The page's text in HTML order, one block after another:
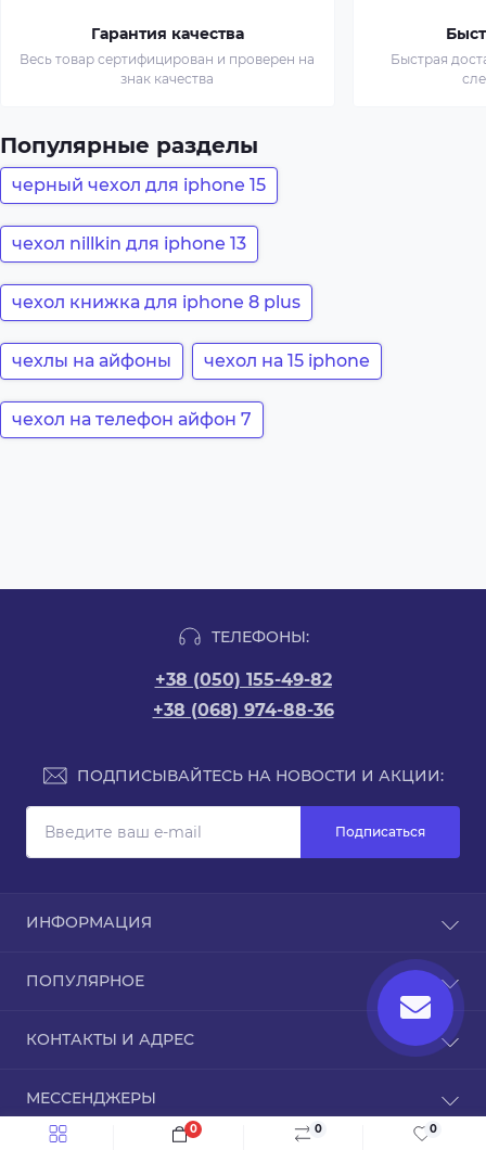
0 0
0
Гарантия качества
Весь товар сертифицирован и проверен на
знак качества
Быстрая
Популярные разделы
черный чехол для iphone 15
чехол nillkin для iphone 13
чехол книжка для iphone 8 plus
чехлы на айфоны чехол на 15 iphone
чехол на телефон айфон 7
ТЕЛЕФОНЫ:
+38 (050) 155-49-82
+38 (068) 974-88-36
ПОДПИСЫВАЙТЕСЬ НА НОВОСТИ И АКЦИИ:
Подписаться
ИНФОРМАЦИЯ
Про магазин
Вернуть товар
Бренды
Специальные предложения
ПОПУЛЯРНОЕ
КОНТАКТЫ И АДРЕС
Днепропетровская область, 49000
info@inmobi.com.ua
МЕССЕНДЖЕРЫ
Telegram